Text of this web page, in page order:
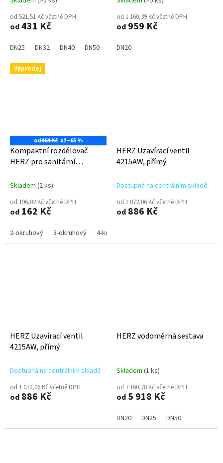
od 521,51 Kč včetně DPH
od431 Kč
DN25 DN32 DN40 DN50
od 1 160,39 Kč včetně DPH
od 959 Kč
DN20
Výprodej
od464 Kč až–65 %
Kompaktní rozdělovač
HERZ pro sanitární
Skladem (2 ks)
od 196,02 Kč včetně DPH
od 162 Kč
2-okruhový 3-okruhový 4-kruhový
HERZ Uzavírací ventil
4215AW, přímý
Dostupná na centrálním skladě
od 1 072,06 Kč včetně DPH
od 886 Kč
HERZ Uzavírací ventil
4215AW, přímý
Dostupná na centrálním skladě
od 1 072,06 Kč včetně DPH
od 886 Kč
HERZ vodoměrná sestava
Skladem (1 ks)
od 7 160,78 Kč včetně DPH
od 5 918 Kč
DN20 DN25 DN50